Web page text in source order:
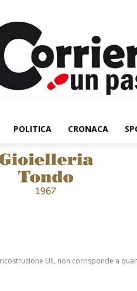
POLITICA CRONACA
ricostruzione UIL non corrisponde a